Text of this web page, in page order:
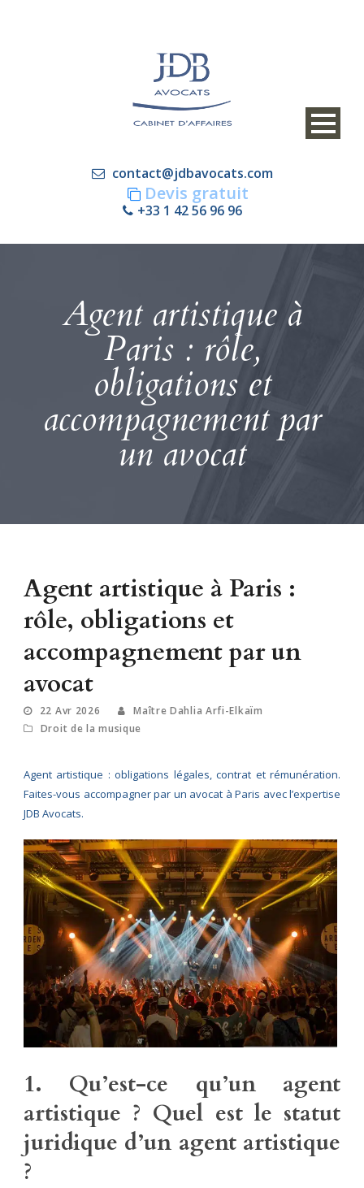
contact@jdbavocats.com
Devis gratuit
+33 1 42 56 96 96
Agent artistique à
Paris : rôle,
obligations et
accompagnement par
un avocat
Agent artistique à Paris :
rôle, obligations et
accompagnement par un
avocat
22 Avr 2026
Maître Dahlia Arfi-Elkaïm
Droit de la musique
Agent artistique : obligations légales, contrat et rémunération.
Faites-vous accompagner par un avocat à Paris avec l’expertise
JDB Avocats.
1. Qu’est-ce qu’un agent
artistique ? Quel est le statut
juridique d’un agent artistique
?